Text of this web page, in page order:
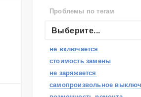
Посудомоечные машины
Наушники
Проблемы по тегам
Выберите...
не включается
стоимость замены
не заряжается
самопроизвольное